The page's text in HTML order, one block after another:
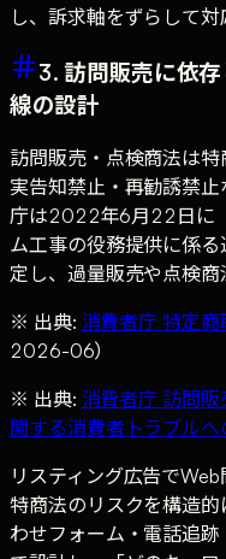
し、訴求軸をずらして対
3. 訪問販売に依
線の設計
訪問販売・点検商法は
実告知禁止・再勧誘禁
庁は2022年6月22日に
ム工事の役務提供に係
定し、過量販売や点検商
※ 出典: 消費者庁 特定
2026-06）
※ 出典: 消費者庁 訪問
関する消費者トラブル
リスティング広告で
特商法のリスクを構造
わせフォーム・電話追